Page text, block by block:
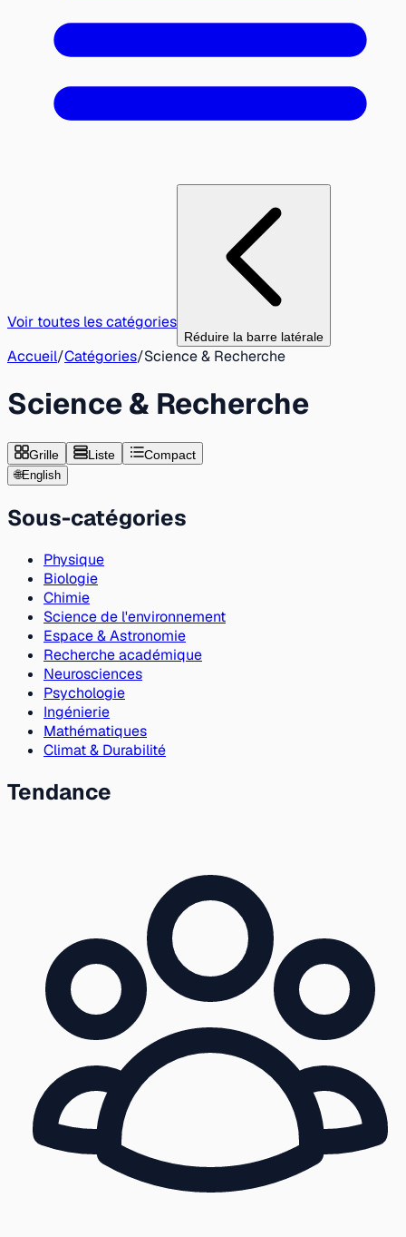
Voir toutes les catégories
Réduire la barre latérale
Accueil/Catégories/Science & Recherche
Science & Recherche
Grille Liste Compact
🌐English
Sous-catégories
Physique
Biologie
Chimie
Science de l'environnement
Espace & Astronomie
Recherche académique
Neurosciences
Psychologie
Ingénierie
Mathématiques
Climat & Durabilité
Tendance